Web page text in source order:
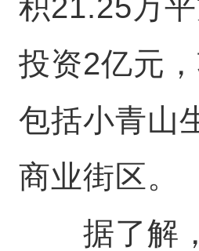
积21.25万
投资2亿元
包括小青山
商业街区。
据了解，